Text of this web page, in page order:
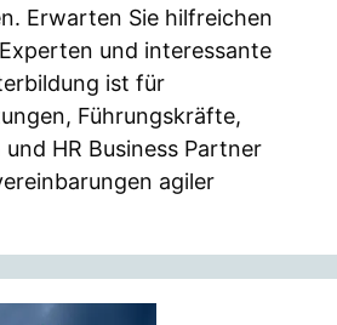
Erwarten Sie hilfreichen
und interessante
ist für
Führungskräfte,
HR Business Partner
agiler